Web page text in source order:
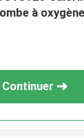
à
Continuer